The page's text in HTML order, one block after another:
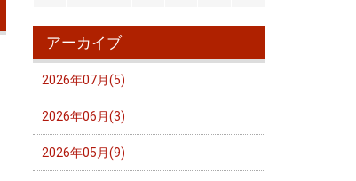
アーカイブ
2026年07月(5)
2026年06月(3)
2026年05月(9)